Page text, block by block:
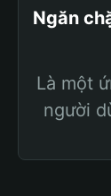
Ngăn
Là một
người